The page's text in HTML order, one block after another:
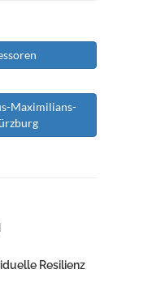
Maximilians-
Resilienz